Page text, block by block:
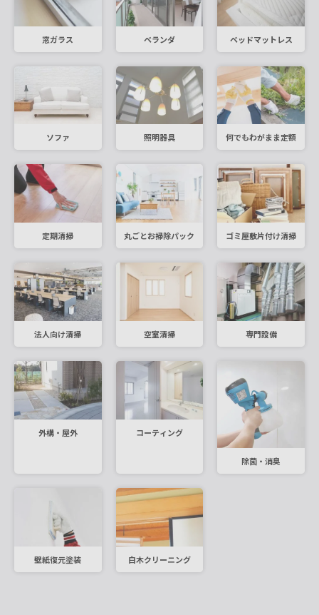
窓ガラス ベランダ ベッドマットレス
ソファ 照明器具 何でもわがまま定額
定期清掃 丸ごとお掃除パック ゴミ屋敷片付け清掃
法人向け清掃 空室清掃 専門設備
外構・屋外 コーティング
除菌・消臭
壁紙復元塗装 白木クリーニング